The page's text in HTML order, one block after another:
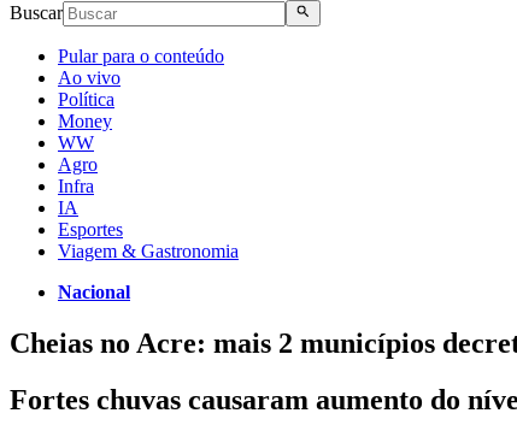
Buscar
Pular para o conteúdo
Ao vivo
Política
Money
WW
Agro
Infra
IA
Esportes
Viagem & Gastronomia
Nacional
Cheias no Acre: mais 2 municípios
Fortes chuvas causaram aumento do